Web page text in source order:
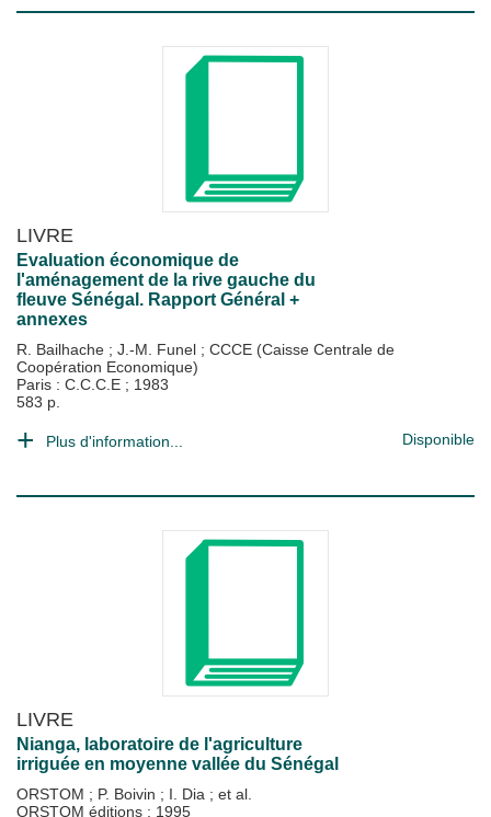
LIVRE
Evaluation économique de
l'aménagement de la rive gauche du
fleuve Sénégal. Rapport Général +
annexes
R. Bailhache ; J.-M. Funel ; CCCE (Caisse Centrale de
Coopération Economique)
Paris : C.C.C.E ; 1983
583 p.
Plus d'information... Disponible
LIVRE
Nianga, laboratoire de l'agriculture
irriguée en moyenne vallée du Sénégal
ORSTOM ; P. Boivin ; I. Dia ; et al.
ORSTOM éditions ; 1995